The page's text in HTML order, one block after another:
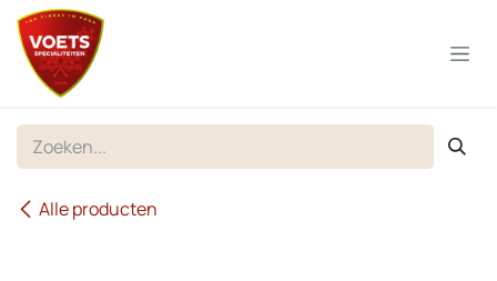
Overslaan naar inhoud
Alle producten